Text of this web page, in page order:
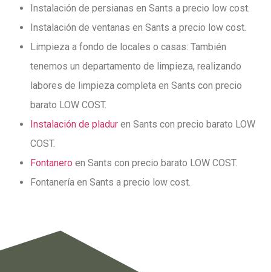
Instalación de persianas en Sants a precio low cost.
Instalación de ventanas en Sants a precio low cost.
Limpieza a fondo de locales o casas: También
tenemos un departamento de limpieza, realizando
labores de limpieza completa en Sants con precio
barato LOW COST.
Instalación de pladur en Sants con precio barato LOW
COST.
Fontanero en Sants con precio barato LOW COST.
Fontanería en Sants a precio low cost.